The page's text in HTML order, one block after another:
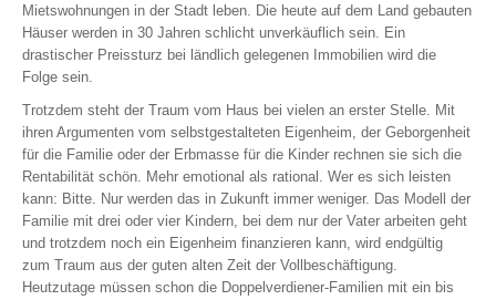
Mietswohnungen in der Stadt leben. Die heute auf dem Land gebauten
Häuser werden in 30 Jahren schlicht unverkäuflich sein. Ein
drastischer Preissturz bei ländlich gelegenen Immobilien wird die
Folge sein.
Trotzdem steht der Traum vom Haus bei vielen an erster Stelle. Mit
ihren Argumenten vom selbstgestalteten Eigenheim, der Geborgenheit
für die Familie oder der Erbmasse für die Kinder rechnen sie sich die
Rentabilität schön. Mehr emotional als rational. Wer es sich leisten
kann: Bitte. Nur werden das in Zukunft immer weniger. Das Modell der
Familie mit drei oder vier Kindern, bei dem nur der Vater arbeiten geht
und trotzdem noch ein Eigenheim finanzieren kann, wird endgültig
zum Traum aus der guten alten Zeit der Vollbeschäftigung.
Heutzutage müssen schon die Doppelverdiener-Familien mit ein bis